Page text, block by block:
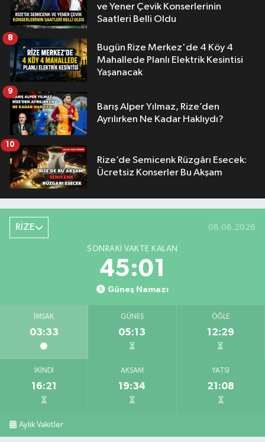
ve Yener Çevik Konserlerinin
Saatleri Belli Oldu
Bugün Rize Merkez'de 4 Köy 4
Mahallede Planlı Elektrik Kesintisi
Yaşanacak
8
Barış Alper Yılmaz, Rize’den
Ayrılırken Ne Kadar Haklıydı?
9
Rize’de Semicenk Rüzgârı Esecek:
Ücretsiz Konserler Bu Akşam
10
RİZE 08.08.2026
SONRAKI VAKTE KALAN
45:01
Güneş Namazı
İMSAK
03:33
GÜNEŞ
05:13
ÖĞLE
12:29
İKINDI
16:21
AKŞAM
19:34
YATSI
21:08
Aylık Vakitler